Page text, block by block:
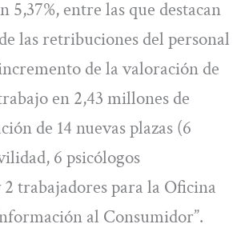
5,37%, entre las que destacan
las retribuciones del personal
de la valoración de
en 2,43 millones de
de 14 nuevas plazas (6
6 psicólogos
trabajadores para la Oficina
al Consumidor”.